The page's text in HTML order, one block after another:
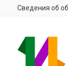
Сведения об